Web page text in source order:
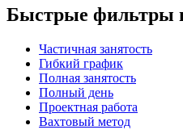
Быстрые фильтры
Частичная занятость
Гибкий график
Полная занятость
Полный день
Проектная работа
Вахтовый метод